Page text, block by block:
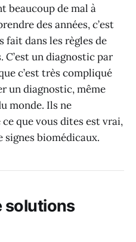
beaucoup de mal à
des années, c’est
fait dans les règles de
C’est un diagnostic par
c’est très compliqué
un diagnostic, même
monde. Ils ne
que vous dites est vrai,
signes biomédicaux.
solutions